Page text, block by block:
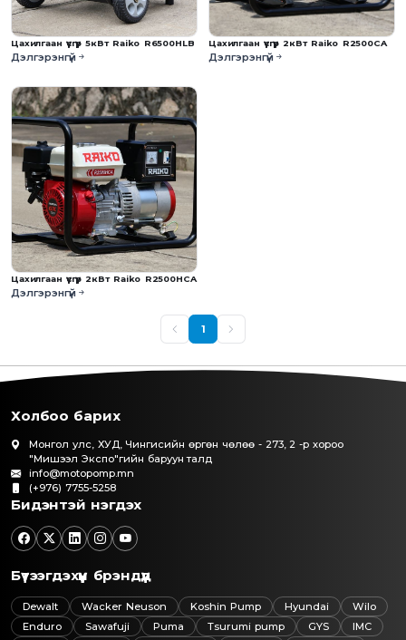
Цахилгаан үүсгүүр 5кВт Raiko R6500HLB
Дэлгэрэнгүй
Цахилгаан үүсгүүр 2кВт Raiko R2500CA
Дэлгэрэнгүй
Цахилгаан үүсгүүр 2кВт Raiko R2500HCA
Дэлгэрэнгүй
1
Холбоо барих
Монгол улс, ХУД, Чингисийн өргөн чөлөө - 273, 2 -р хороо
"Мишээл Экспо"гийн баруун талд
info@motopomp.mn
(+976) 7755-5258
Бидэнтэй нэгдэх
Бүтээгдэхүүн брэндүүд
Dewalt Wacker Neuson Koshin Pump Hyundai
Wilo
Enduro
Sawafuji Puma Tsurumi pump GYS IMC